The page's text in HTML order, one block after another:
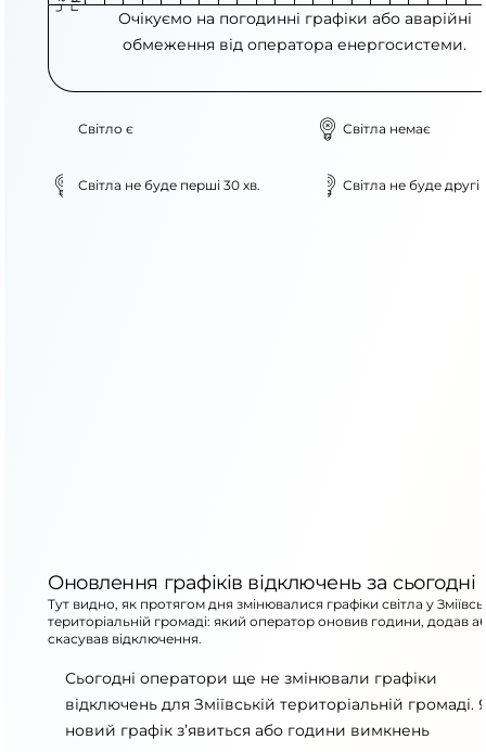
Очікуємо на погодинні графіки або аварійні
обмеження від оператора енергосистеми.
Світло є Світла немає
Світла не буде перші 30 хв. Світла не буде другі
Оновлення графіків відключень за сьогодні
Тут видно, як протягом дня змінювалися графіки світла у
територіальній громаді: який оператор оновив години, додав
скасував відключення.
Сьогодні оператори ще не змінювали графіки
відключень для Зміївській територіальній громаді.
новий графік з’явиться або години вимкнень